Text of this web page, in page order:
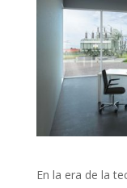
En la era de la